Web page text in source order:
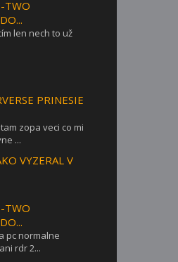
TWO
len nech to už
PRINESIE
zopa veci co mi
...
VYZERAL V
TWO
pc normalne
rdr 2...